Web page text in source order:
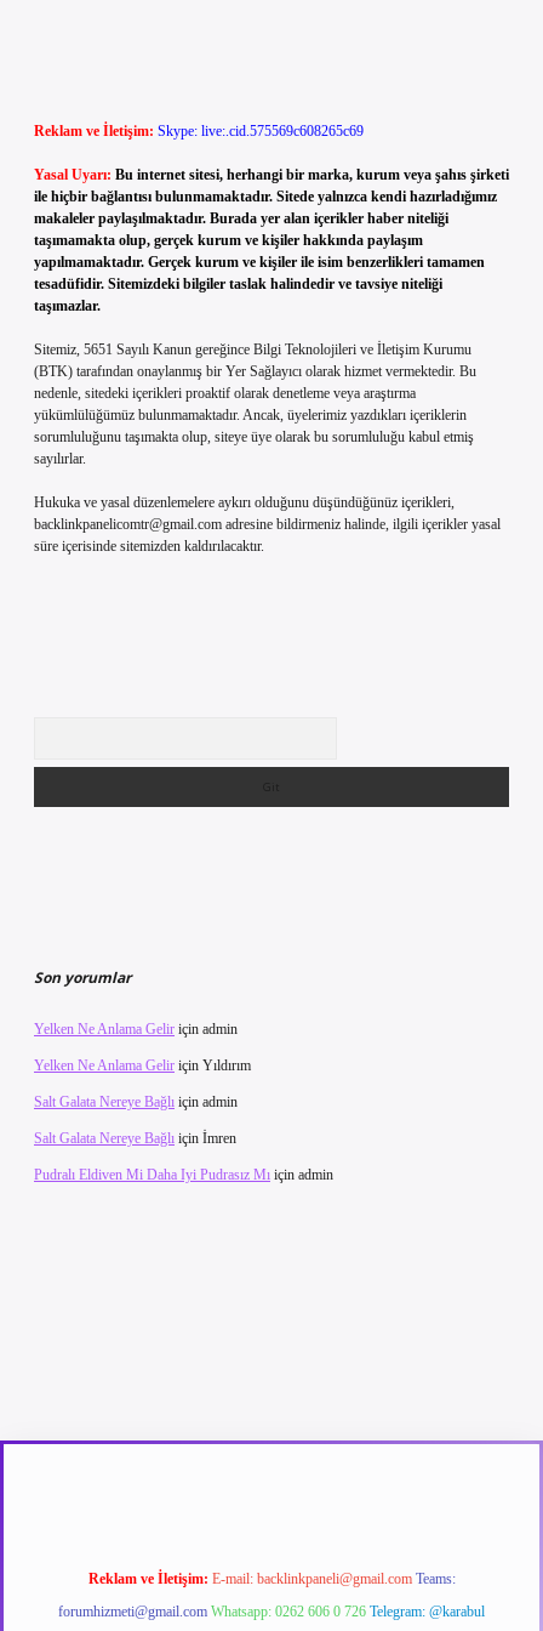
Reklam ve İletişim: Skype: live:.cid.575569c608265c69
Yasal Uyarı: Bu internet sitesi, herhangi bir marka, kurum veya şahıs şirketi
ile hiçbir bağlantısı bulunmamaktadır. Sitede yalnızca kendi hazırladığımız
makaleler paylaşılmaktadır. Burada yer alan içerikler haber niteliği
taşımamakta olup, gerçek kurum ve kişiler hakkında paylaşım
yapılmamaktadır. Gerçek kurum ve kişiler ile isim benzerlikleri tamamen
tesadüfidir. Sitemizdeki bilgiler taslak halindedir ve tavsiye niteliği
taşımazlar.
Sitemiz, 5651 Sayılı Kanun gereğince Bilgi Teknolojileri ve İletişim Kurumu
(BTK) tarafından onaylanmış bir Yer Sağlayıcı olarak hizmet vermektedir. Bu
nedenle, sitedeki içerikleri proaktif olarak denetleme veya araştırma
yükümlülüğümüz bulunmamaktadır. Ancak, üyelerimiz yazdıkları içeriklerin
sorumluluğunu taşımakta olup, siteye üye olarak bu sorumluluğu kabul etmiş
sayılırlar.
Hukuka ve yasal düzenlemelere aykırı olduğunu düşündüğünüz içerikleri,
backlinkpanelicomtr@gmail.com adresine bildirmeniz halinde, ilgili içerikler yasal
süre içerisinde sitemizden kaldırılacaktır.
Son yorumlar
Yelken Ne Anlama Gelir için admin
Yelken Ne Anlama Gelir için Yıldırım
Salt Galata Nereye Bağlı için admin
Salt Galata Nereye Bağlı için İmren
Pudralı Eldiven Mi Daha Iyi Pudrasız Mı için admin
güncel girişbetexpergir.net
Reklam ve İletişim: E-mail: backlinkpaneli@gmail.com Teams:
forumhizmeti@gmail.com Whatsapp: 0262 606 0 726 Telegram: @karabul